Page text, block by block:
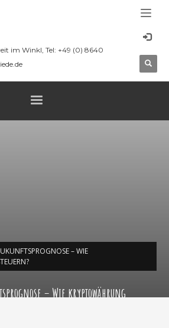
im Winkl, Tel: +49 (0) 8640
– WIE
– Wie kryptowährung